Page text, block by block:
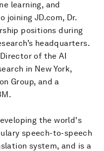
learning, and
joining JD.com, Dr.
positions during
headquarters.
of the AI
in New York,
Group, and a
the world's
speech-to-speech
system, and is a